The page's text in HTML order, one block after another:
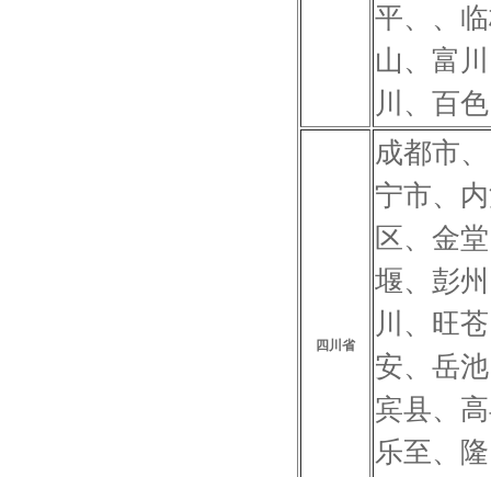
平、、
山、富
川、百
四川省
成都市
宁市、
区、金
堰、彭
川、旺
安、岳
宾县、
乐至、